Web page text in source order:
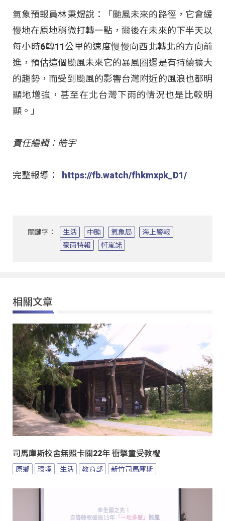
氣象預報員林秉煜說：「颱風未來的路徑，它會緩
慢地在原地稍微打轉一點，爾後在未來的下半天以
每小時6轉11公里的速度慢慢向西北轉北的方向前
進，預估這個颱風未來它的暴風圈還是有持續擴大
的趨勢，而受到颱風的影響台灣附近的風浪也都明
顯地增強，甚至在北台灣下雨的情況也是比較明
顯。」
責任編輯：皓宇
完整報導： https://fb.watch/fhkmxpk_D1/
關鍵字： 生活 中颱 氣象局
海上警報
豪雨特報
軒嵐諾
相關文章
司馬庫斯校舍無照卡關22年 衝擊童受教權
原鄉 環境 生活 教育部 新竹司馬庫斯